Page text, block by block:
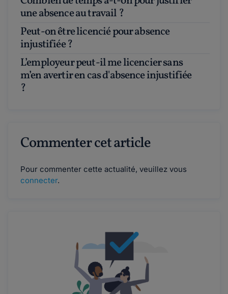
une absence au travail ?
Peut-on être licencié pour absence
injustifiée ?
L’employeur peut-il me licencier sans
m’en avertir en cas d'absence injustifiée
?
Commenter cet article
Pour commenter cette actualité, veuillez vous
connecter.